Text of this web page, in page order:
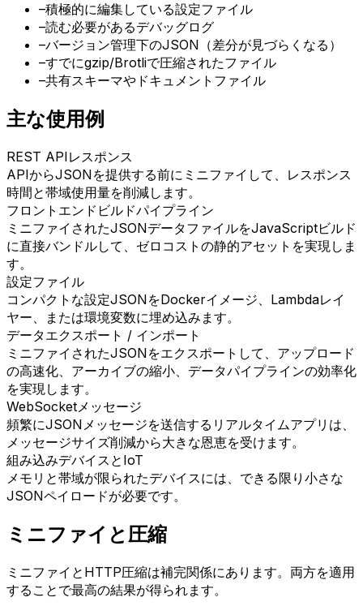
–積極的に編集している設定ファイル
–読む必要があるデバッグログ
–バージョン管理下のJSON（差分が見づらくなる）
–すでにgzip/Brotliで圧縮されたファイル
–共有スキーマやドキュメントファイル
主な使用例
REST APIレスポンス
APIからJSONを提供する前にミニファイして、レスポンス
時間と帯域使用量を削減します。
フロントエンドビルドパイプライン
ミニファイされたJSONデータファイルをJavaScriptビルド
に直接バンドルして、ゼロコストの静的アセットを実現しま
す。
設定ファイル
コンパクトな設定JSONをDockerイメージ、Lambdaレイ
ヤー、または環境変数に埋め込みます。
データエクスポート / インポート
ミニファイされたJSONをエクスポートして、アップロード
の高速化、アーカイブの縮小、データパイプラインの効率化
を実現します。
WebSocketメッセージ
頻繁にJSONメッセージを送信するリアルタイムアプリは、
メッセージサイズ削減から大きな恩恵を受けます。
組み込みデバイスとIoT
メモリと帯域が限られたデバイスには、できる限り小さな
JSONペイロードが必要です。
ミニファイと圧縮
ミニファイとHTTP圧縮は補完関係にあります。両方を適用
することで最高の結果が得られます。